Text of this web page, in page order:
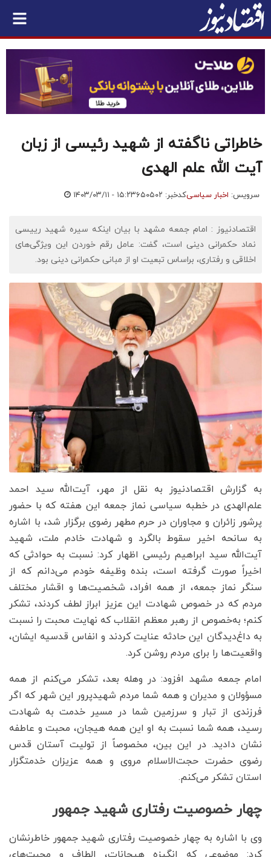
خاطراتی ناگفته از شهید رئیسی از زبان
آیت الله علم الهدی
سرویس: اخبار سیاسیکدخبر: ۶۵۰۵۰۲ ۱۴۰۳/۰۳/۱۱ - ۱۵:۲۳
اقتصادنیوز : امام جمعه مشهد با بیان اینکه سیره شهید رییسی
نماد حکمرانی دینی است، گفت: عامل رقم خوردن این ویژگی‌های
اخلاقی و رفتاری، براساس تبعیت او از مبانی حکمرانی دینی بود.
به گزارش اقتصادنیوز به نقل از مهر، آیت‌الله سید احمد
علم‌الهدی در خطبه سیاسی نماز جمعه این هفته که با حضور
پرشور زائران و مجاوران در حرم مطهر رضوی برگزار شد، با اشاره
به سانحه اخیر سقوط بالگرد و شهادت خادم ملت، شهید
آیت‌الله سید ابراهیم رئیسی اظهار کرد: نسبت به حوادثی که
اخیراً صورت گرفته است، بنده وظیفه خودم می‌دانم که از
سنگر نماز جمعه، از همه افراد، شخصیت‌ها و اقشار مختلف
مردم که در خصوص شهادت این عزیز ابراز لطف کردند، تشکر
کنم؛ به‌خصوص از رهبر معظم انقلاب که نهایت محبت را نسبت
به داغ‌دیدگان این حادثه عنایت کردند و انفاس قدسیه ایشان،
واقعیت‌ها را برای مردم روشن کرد.
امام جمعه مشهد افزود: در وهله بعد، تشکر می‌کنم از همه
مسؤولان و مدیران و همه شما مردم شهیدپرور این شهر که اگر
فرزندی از تبار و سرزمین شما در مسیر خدمت به شهادت
رسید، همه شما نسبت به او این همه هیجان، محبت و عاطفه
نشان دادید. در این بین، مخصوصاً از تولیت آستان قدس
رضوی حضرت حجت‌الاسلام مروی و همه عزیزان خدمتگزار
استان تشکر می‌کنم.
چهار خصوصیت رفتاری شهید جمهور
وی با اشاره به چهار خصوصیت رفتاری شهید جمهور خاطرنشان